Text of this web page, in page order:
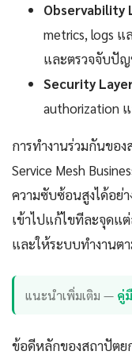
Observability
metrics, logs แ
และตรวจจับปั
Security
authorization
การทำงานร่วมกันขอ
Service Mesh
ความซับซ้อนสูงได้อย่
เข้าไปแก้ไขทีละจุดแ
และให้ระบบทำงานต
แนะนำเพิ่มเติม — คู่
ข้อดีหลักของสถาปัตย